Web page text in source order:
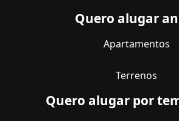
Quero alugar
Apartamentos
Terrenos
Quero alugar por